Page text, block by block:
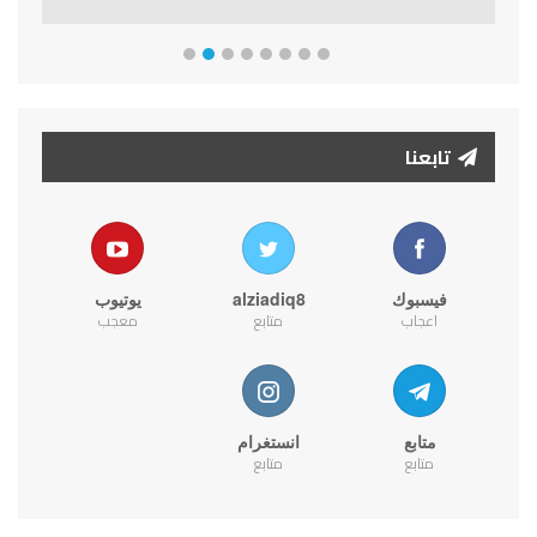
تابعنا
فيسبوك
اعجاب
alziadiq8
متابع
يوتيوب
معجب
متابع
متابع
انستغرام
متابع